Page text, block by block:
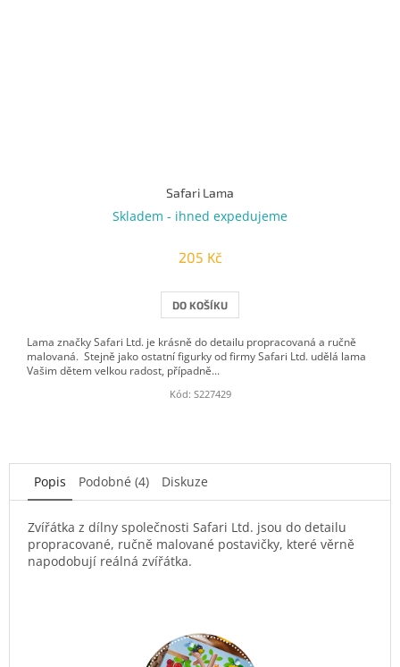
Safari Lama
Skladem - ihned expedujeme
205 Kč
DO KOŠÍKU
Lama značky Safari Ltd. je krásně do detailu propracovaná a ručně
malovaná. Stejně jako ostatní figurky od firmy Safari Ltd. udělá lama
Vašim dětem velkou radost, případně...
Kód: S227429
Popis Podobné (4) Diskuze
Zvířátka z dílny společnosti Safari Ltd. jsou do detailu
propracované, ručně malované postavičky, které věrně
napodobují reálná zvířátka.